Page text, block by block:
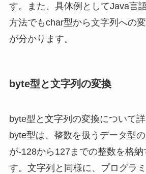
す。また、具体例としてJava言
方法でもchar型から文字列への
が分かります。
byte型と文字列の変換
byte型と文字列の変換について詳
byte型は、整数を扱うデータ型
が-128から127までの整数を格
す。文字列と同様に、プログラ